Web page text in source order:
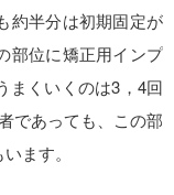
約半分は初期固定が
部位に矯正用インプ
まくいくのは3，4回
であっても、この部
ます。